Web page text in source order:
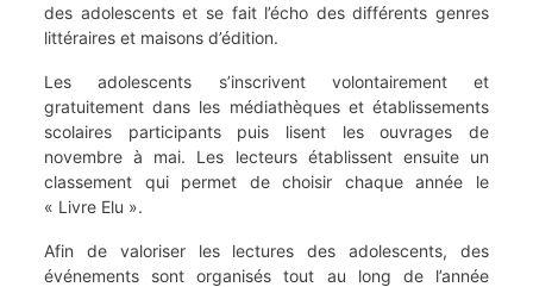
des adolescents et se fait l’écho des différents genres
littéraires et maisons d’édition.
Les adolescents s’inscrivent volontairement et
gratuitement dans les médiathèques et établissements
scolaires participants puis lisent les ouvrages de
novembre à mai. Les lecteurs établissent ensuite un
classement qui permet de choisir chaque année le
« Livre Elu ».
Afin de valoriser les lectures des adolescents, des
événements sont organisés tout au long de l’année